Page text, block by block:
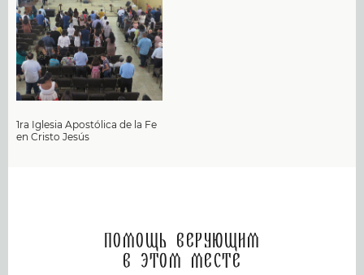
1ra Iglesia Apostólica de la Fe
en Cristo Jesús
Помощь верующим
в этом месте